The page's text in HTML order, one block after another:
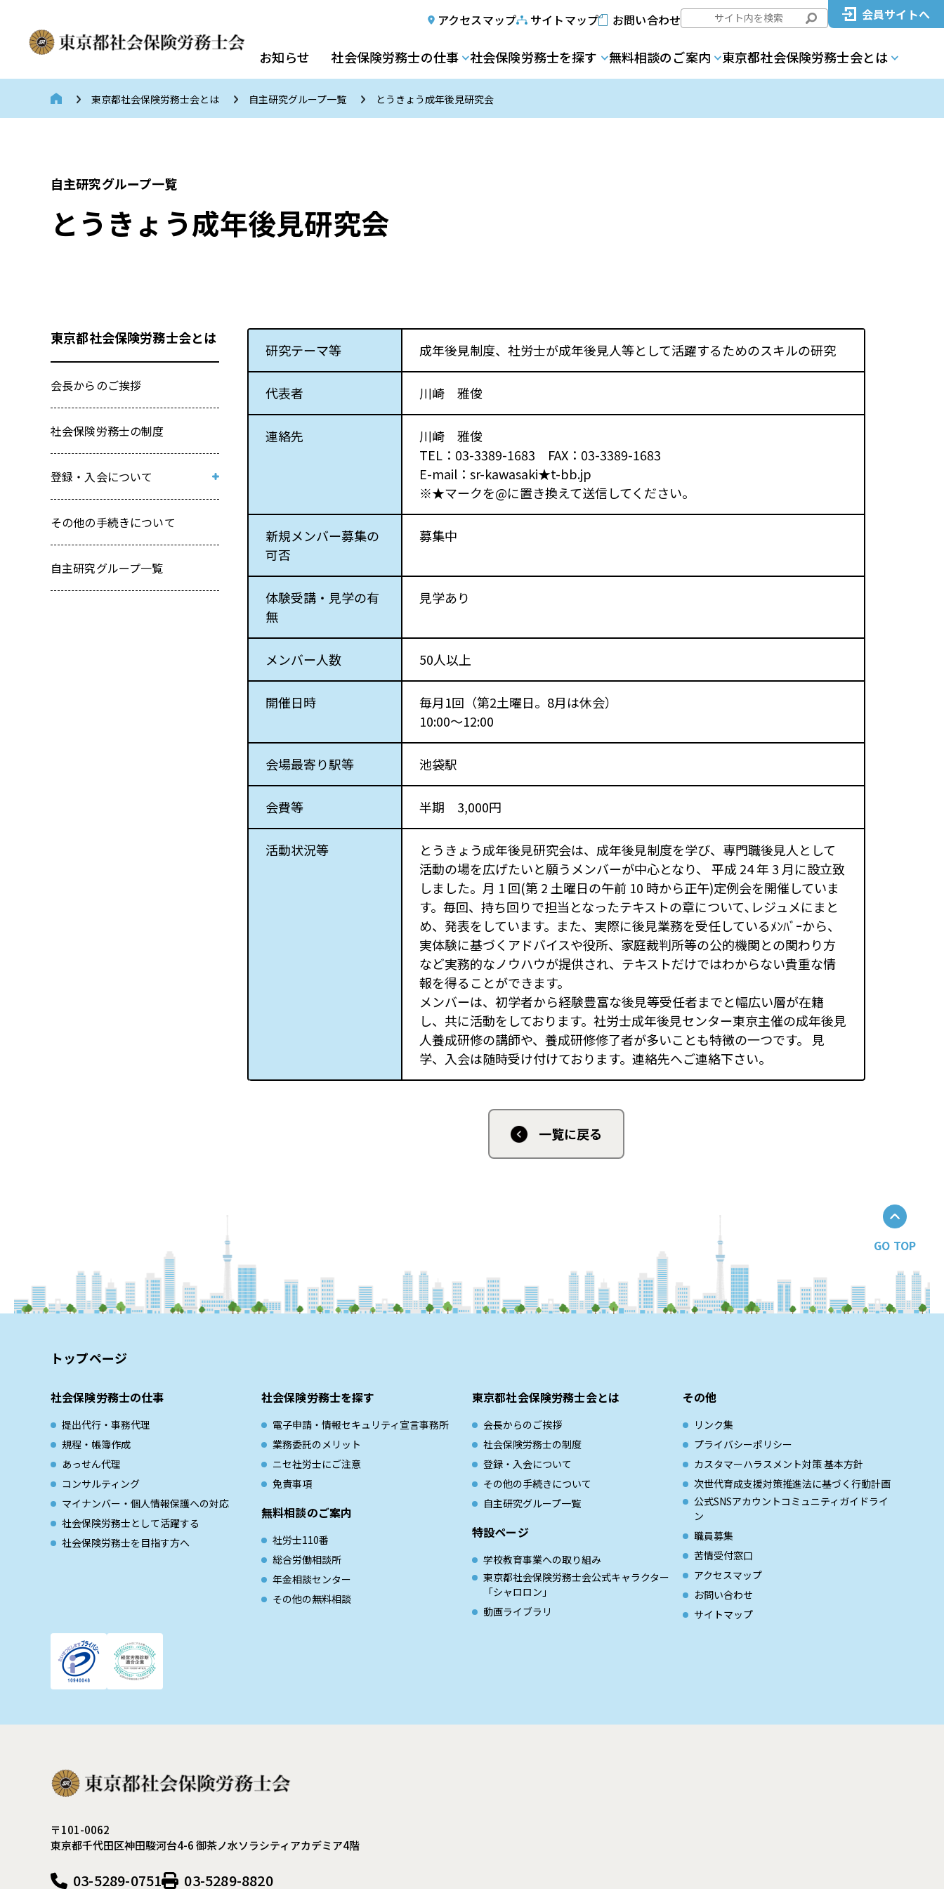
アクセスマップ サイトマップ お問い合わせ 会員サイトへ
お知らせ 社会保険労務士の仕事 社会保険労務士を探す 無料相談のご案内 東京都社会保険労務士会とは
東京都社会保険労務士会とは 自主研究グループ一覧 とうきょう成年後見研究会
自主研究グループ一覧
とうきょう成年後見研究会
東京都社会保険労務士会とは
会長からのご挨拶
社会保険労務士の制度
登録・入会について
兼 登録入会関係書類取寄せフォ
その他の手続きについて
自主研究グループ一覧
研究テーマ等 成年後見制度、社労士が成年後見人等として活躍するためのスキルの研究
代表者 川崎 雅俊
連絡先
川崎 雅俊
TEL：03-3389-1683 FAX：03-3389-1683
E-mail：sr-kawasaki★t-bb.jp
※★マークを@に置き換えて送信してください。
新規メンバー募集の
可否
募集中
体験受講・見学の有
無
見学あり
メンバー人数 50人以上
開催日時
毎月1回（第2土曜日。8月は休会）
10:00～12:00
会場最寄り駅等 池袋駅
会費等 半期 3,000円
活動状況等
とうきょう成年後見研究会は、成年後見制度を学び、専門職後見人として
活動の場を広げたいと願うメンバーが中心となり、 平成 24 年 3 月に設立致
しました。月 1 回(第 2 土曜日の午前 10 時から正午)定例会を開催していま
す。毎回、持ち回りで担当となったテキストの章について､レジュメにまと
め、発表をしています。また、実際に後見業務を受任しているﾒﾝﾊﾞｰから、
実体験に基づくアドバイスや役所、家庭裁判所等の公的機関との関わり方
など実務的なノウハウが提供され、テキストだけではわからない貴重な情
報を得ることができます。
メンバーは、初学者から経験豊富な後見等受任者までと幅広い層が在籍
し、共に活動をしております。社労士成年後見センター東京主催の成年後見
人養成研修の講師や、養成研修修了者が多いことも特徴の一つです。 見
学、入会は随時受け付けております。連絡先へご連絡下さい。
一覧に戻る
GO TOP
トップページ
社会保険労務士の仕事
提出代行・事務代理
規程・帳簿作成
あっせん代理
コンサルティング
マイナンバー・個人情報保護への対応
社会保険労務士として活躍する
社会保険労務士を目指す方へ
社会保険労務士を探す
電子申請・情報セキュリティ宣言事務所
業務委託のメリット
ニセ社労士にご注意
免責事項
無料相談のご案内
社労士110番
総合労働相談所
年金相談センター
その他の無料相談
東京都社会保険労務士会とは
会長からのご挨拶
社会保険労務士の制度
登録・入会について
その他の手続きについて
自主研究グループ一覧
特設ページ
学校教育事業への取り組み
東京都社会保険労務士会公式キャラクター
「シャロロン」
動画ライブラリ
その他
リンク集
プライバシーポリシー
カスタマーハラスメント対策 基本方針
次世代育成⽀援対策推進法に基づく⾏動計画
公式SNSアカウントコミュニティガイドライ
ン
職員募集
苦情受付窓口
アクセスマップ
お問い合わせ
サイトマップ
〒101-0062
東京都千代田区神田駿河台4-6御茶ノ水ソラシティアカデミア4階
03-5289-0751 03-5289-8820